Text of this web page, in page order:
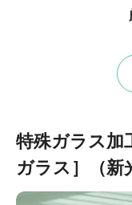
特殊ガラス加
ガラス］（新